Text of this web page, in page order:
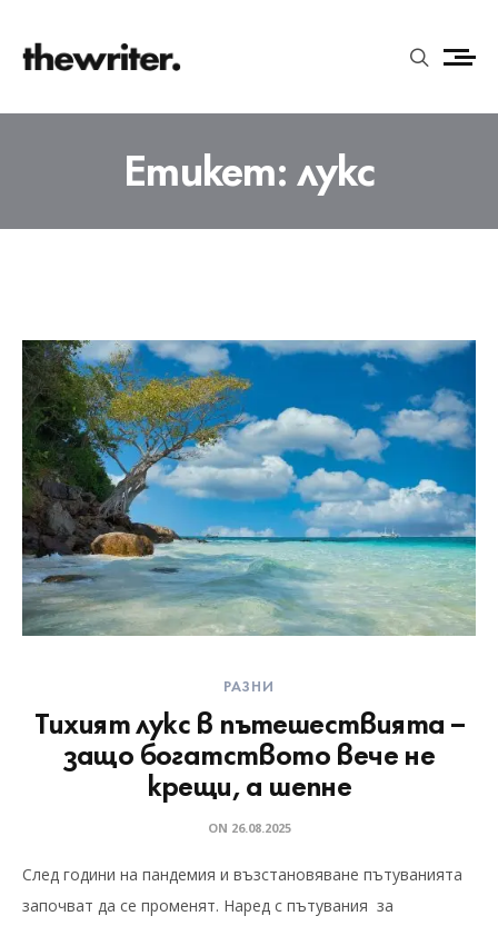
Етикет:лукс
РАЗНИ
Тихият лукс в пътешествията –
защо богатството вече не
крещи, а шепне
ON 26.08.2025
След години на пандемия и възстановяване пътуванията
започват да се променят. Наред с пътувания за